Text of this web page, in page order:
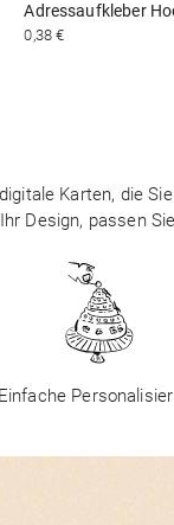
Adressaufkleber
0,38 €
Karten, die
Design, passen
Einfache